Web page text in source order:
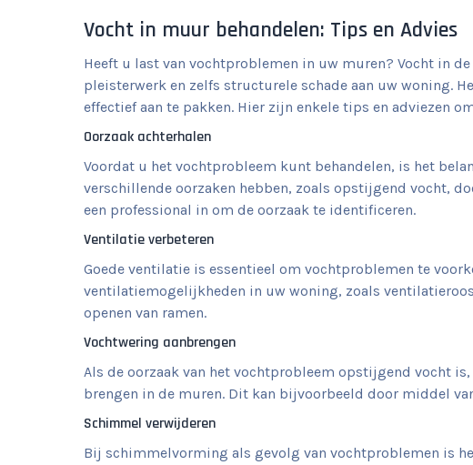
Vocht in muur behandelen: Tips en Advies
Heeft u last van vochtproblemen in uw muren? Vocht in
pleisterwerk en zelfs structurele schade aan uw woning.
effectief aan te pakken. Hier zijn enkele tips en adviezen
Oorzaak achterhalen
Voordat u het vochtprobleem kunt behandelen, is het
verschillende oorzaken hebben, zoals opstijgend vocht,
een professional in om de oorzaak te identificeren.
Ventilatie verbeteren
Goede ventilatie is essentieel om vochtproblemen te
ventilatiemogelijkheden in uw woning, zoals
openen van ramen.
Vochtwering aanbrengen
Als de oorzaak van het vochtprobleem opstijgend vocht
brengen in de muren. Dit kan bijvoorbeeld door middel
Schimmel verwijderen
Bij schimmelvorming als gevolg van vochtproblemen is